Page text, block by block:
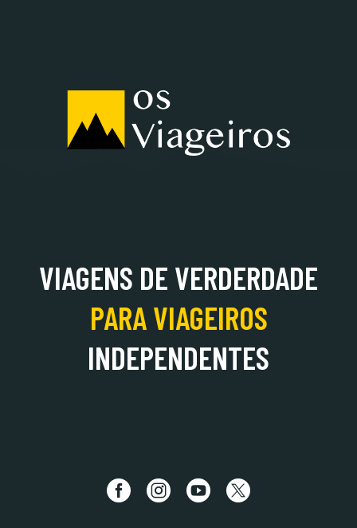
VIAGENS DE VERDERDADE
PARAVIAGEIROS
INDEPENDENTES